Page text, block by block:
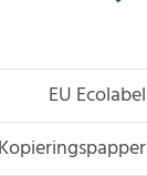
EU Ecolabel
Kopieringspapper